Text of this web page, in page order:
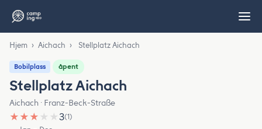
Hjem › Aichach › Stellplatz Aichach
Bobilplass åpent
Stellplatz Aichach
Aichach · Franz-Beck-Straße
★ ★ ★ ★ ★3(1)